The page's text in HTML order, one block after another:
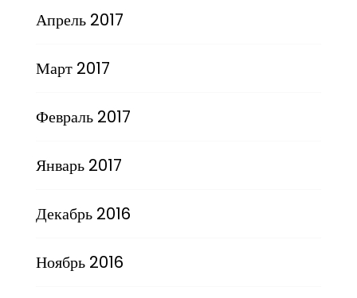
Апрель 2017
Март 2017
Февраль 2017
Январь 2017
Декабрь 2016
Ноябрь 2016